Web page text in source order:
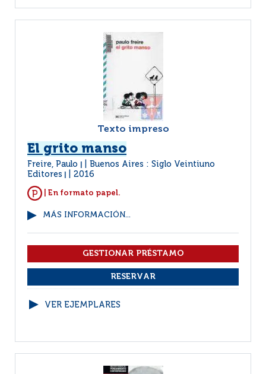
Texto impreso
El grito manso
Freire, Paulo
Buenos Aires : Siglo Veintiuno
Editores
2016
| En formato papel.
MÁS INFORMACIÓN...
VER EJEMPLARES